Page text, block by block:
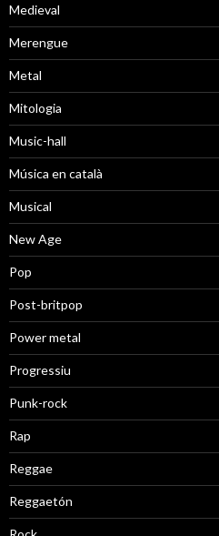
Medieval
Merengue
Metal
Mitologia
Music-hall
Música en català
Musical
New Age
Pop
Post-britpop
Power metal
Progressiu
Punk-rock
Rap
Reggae
Reggaetón